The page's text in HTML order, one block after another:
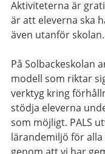
Aktiviteterna är
är att eleverna ska
även utanför skolan.
På Solbackeskolan
modell som riktar
verktyg kring
stödja eleverna
som möjligt. PALS
lärandemiljö för